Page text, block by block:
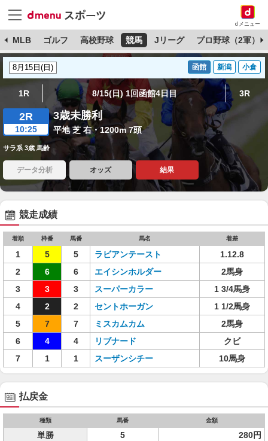
dメニュー
MLB ゴルフ 高校野球 競馬 Jリーグ プロ野球（2軍）
函館 新潟 小倉
1R 8/15(日) 1回函館4日目 3R
2R
10:25
3歳未勝利
平地 芝 右・1200m 7頭
サラ系 3歳 馬齢
データ分析 オッズ 結果
競走成績
着順 枠番 馬番 馬名 着差
1 5 5 ラビアンテースト
1.12.8
2
6 6 エイシンホルダー
2馬身
3
3 3 スーパーカラー
1 3/4馬身
4
2 2 セントホーガン
1 1/2馬身
5
7 7 ミスカムカム
2馬身
6
4 4 リブナード
クビ
7
1 1 スーザンシチー 10馬身
払戻金
種類 馬番 金額
単勝 5 280円